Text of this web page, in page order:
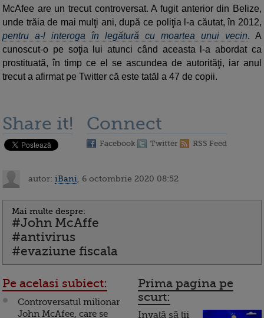
McAfee are un trecut controversat. A fugit anterior din Belize,
unde trăia de mai mulţi ani, după ce poliţia l-a căutat, în 2012,
pentru a-l interoga în legătură cu moartea unui vecin. A
cunoscut-o pe soţia lui atunci când aceasta l-a abordat ca
prostituată, în timp ce el se ascundea de autorităţi, iar anul
trecut a afirmat pe Twitter că este tatăl a 47 de copii.
Share it! Connect
Facebook Twitter RSS Feed
autor: iBani , 6 octombrie 2020 08:52
Mai multe despre:
#John McAffe
#antivirus
#evaziune fiscala
Pe acelasi subiect:
Controversatul milionar
John McAfee, care se
Prima pagina pe
scurt:
Invață să ții